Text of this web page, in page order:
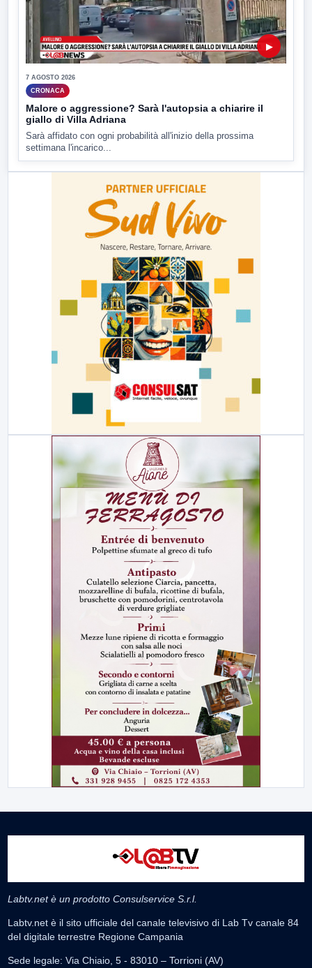
▶
7 AGOSTO 2026
CRONACA
Malore o aggressione? Sarà l'autopsia a chiarire il
giallo di Villa Adriana
Sarà affidato con ogni probabilità all'inizio della prossima
settimana l'incarico...
Labtv.net è un prodotto Consulservice S.r.l.
Labtv.net è il sito ufficiale del canale televisivo di Lab Tv canale 84
del digitale terrestre Regione Campania
Sede legale: Via Chiaio, 5 - 83010 – Torrioni (AV)